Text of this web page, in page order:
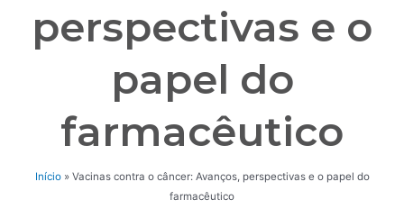
perspectivas e o
papel do
farmacêutico
Início» Vacinas contra o câncer: Avanços, perspectivas e o papel do
farmacêutico